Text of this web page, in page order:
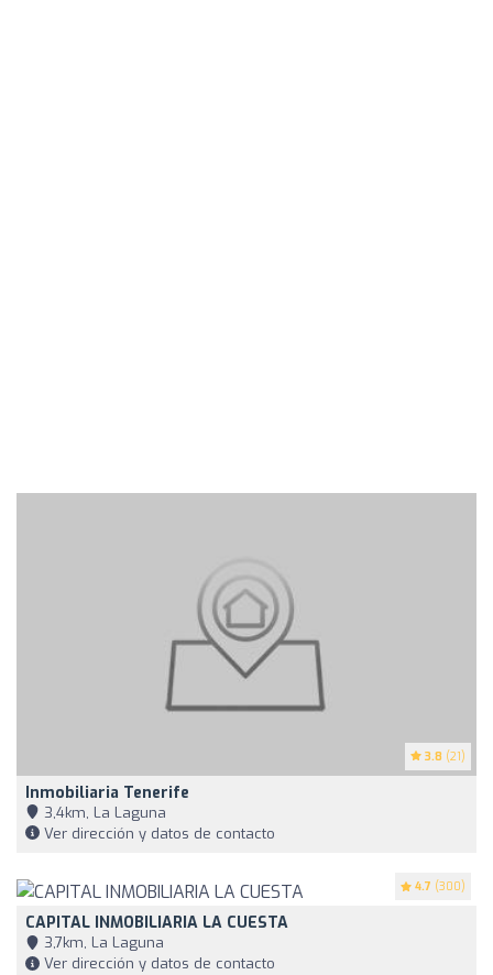
3.8 (21)
Inmobiliaria Tenerife
3,4km, La Laguna
Ver dirección y datos de contacto
4.7 (300)
CAPITAL INMOBILIARIA LA CUESTA
3,7km, La Laguna
Ver dirección y datos de contacto